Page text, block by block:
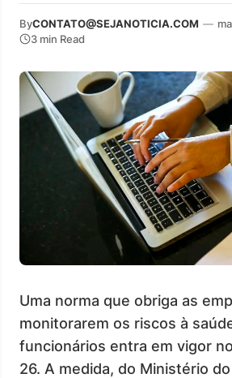
ByCONTATO@SEJANOTICIA.COM —
3 min Read
Uma norma que obriga as
monitorarem os riscos à
funcionários entra em vigor
26. A medida, do Ministério